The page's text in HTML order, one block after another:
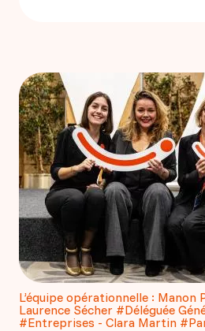
L’équipe opérationnelle :
Laurence Sécher #Déléguée
#Entreprises - Clara Martin